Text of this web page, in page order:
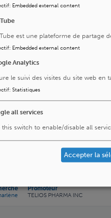
aveugle, sur
primaire progressive. (
Pathologie
Promoteur
du TL-895 chez des
et de myélofibrose
Promoteur
TELIOS PHARMA INC
: Embedded external content
est une plateforme de partage
: Embedded external content
Analytics
le suivi des visites du site web en
: Statistiques
all services
this switch to enable/disable all
Accepter la